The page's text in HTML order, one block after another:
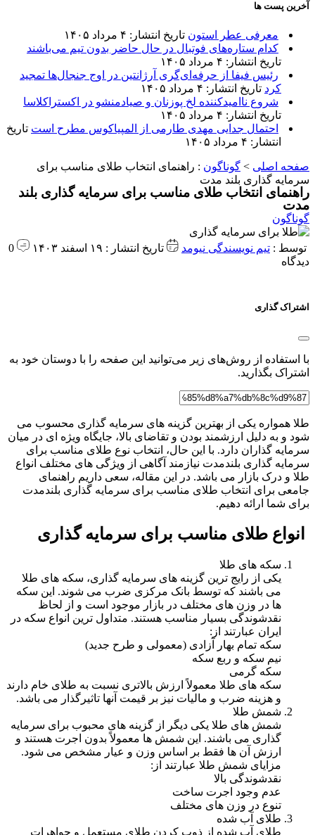
آخرین پست ها
معرفی عطر استون تاریخ انتشار: ۴ مرداد ۱۴۰۵
کدام ستاره‌های فوتبال در حال حاضر بدون تیم می‌باشند
تاریخ انتشار: ۴ مرداد ۱۴۰۵
رئیس فیفا از حرفه‌ای‌گری آرژانتین در اوج جنجال‌ها تمجید
کرد تاریخ انتشار: ۴ مرداد ۱۴۰۵
شروع ناامیدکننده لخ پوزنان و صیادمنشو در اکستراکلاسا
تاریخ انتشار: ۴ مرداد ۱۴۰۵
احتمال جدایی مهدی طارمی از المپیاکوس مطرح است تاریخ
انتشار: ۴ مرداد ۱۴۰۵
صفحه اصلی > گوناگون : راهنمای انتخاب طلای مناسب برای
سرمایه‌ گذاری بلند مدت
راهنمای انتخاب طلای مناسب برای سرمایه‌ گذاری بلند
مدت
گوناگون
توسط : تیم نویسندگی نیومد تاریخ انتشار : ۱۹ اسفند ۱۴۰۳
0
دیدگاه
اشتراک گذاری
با استفاده از روش‌های زیر می‌توانید این صفحه را با دوستان خود به
اشتراک بگذارید.
طلا همواره یکی از بهترین گزینه های سرمایه گذاری محسوب می
شود و به دلیل ارزشمند بودن و تقاضای بالا، جایگاه ویژه ای در میان
سرمایه گذاران دارد. با این حال، انتخاب نوع طلای مناسب برای
سرمایه گذاری بلندمدت نیازمند آگاهی از ویژگی های مختلف انواع
طلا و درک بازار می باشد. در این مقاله، سعی داریم راهنمای
جامعی برای انتخاب طلای مناسب برای سرمایه گذاری بلندمدت
برای شما ارائه دهیم.
انواع طلای مناسب برای سرمایه گذاری
سکه های طلا
یکی از رایج ترین گزینه های سرمایه گذاری، سکه های طلا
می باشند که توسط بانک مرکزی ضرب می شوند. این سکه
ها در وزن های مختلف در بازار موجود است و از لحاظ
نقدشوندگی بسیار مناسب هستند. متداول ترین انواع سکه در
ایران عبارتند از:
سکه تمام بهار آزادی (معمولی و طرح جدید)
نیم سکه و ربع سکه
سکه گرمی
سکه های طلا معمولاً ارزش بالاتری نسبت به طلای خام دارند
و هزینه ضرب و مالیات نیز بر قیمت آنها تاثیرگذار می باشد.
شمش طلا
شمش های طلا یکی دیگر از گزینه های محبوب برای سرمایه
گذاری می باشند. این شمش ها معمولاً بدون اجرت هستند و
ارزش آن ها فقط بر اساس وزن و عیار مشخص می شود.
مزایای شمش طلا عبارتند از:
نقدشوندگی بالا
عدم وجود اجرت ساخت
تنوع در وزن های مختلف
طلای آب شده
طلای آب شده از ذوب کردن طلای مستعمل و جواهرات